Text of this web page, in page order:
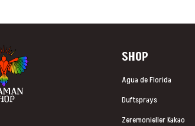
SHOP
Agua de Florida
Duftsprays
Zeremonieller Kakao